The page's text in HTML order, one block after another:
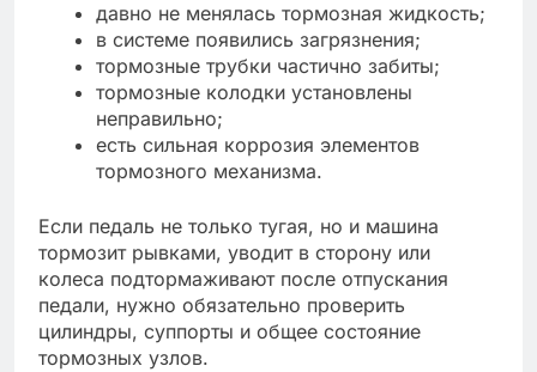
давно не менялась тормозная жидкость;
в системе появились загрязнения;
тормозные трубки частично забиты;
тормозные колодки установлены
неправильно;
есть сильная коррозия элементов
тормозного механизма.
Если педаль не только тугая, но и машина
тормозит рывками, уводит в сторону или
колеса подтормаживают после отпускания
педали, нужно обязательно проверить
цилиндры, суппорты и общее состояние
тормозных узлов.